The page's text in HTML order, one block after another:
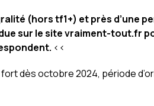
(hors tf1+) et près d’une
sur le site vraiment-tout.fr
<<
dès octobre 2024, période